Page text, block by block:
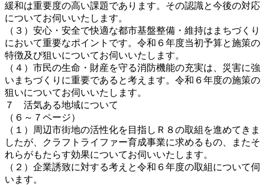
緩和は重要度の高い課題であります。その認識と今後の対応
についてお伺いいたします。
（３）安心・安全で快適な都市基盤整備・維持はまちづくり
において重要なポイントです。令和６年度当初予算と施策の
特徴及び狙いについてお伺いいたします。
（４）市民の生命・財産を守る消防機能の充実は、災害に強
いまちづくりに重要であると考えます。令和６年度の施策の
狙いについてお伺いいたします。
７ 活気ある地域について
（６～７ページ）
（１）周辺市街地の活性化を目指しＲ８の取組を進めてきま
したが、クラフトライファー育成事業に求めるもの、またそ
れらがもたらす効果についてお伺いいたします。
（２）企業誘致に対する考えと令和６年度の取組について伺
います。